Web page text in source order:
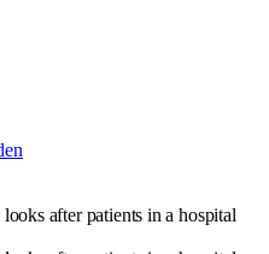
after patients in a hospital